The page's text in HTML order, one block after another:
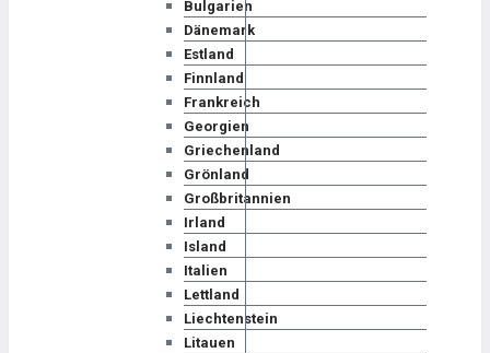
Bulgarien
Dänemark
Estland
Finnland
Frankreich
Georgien
Griechenland
Grönland
Großbritannien
Irland
Island
Italien
Lettland
Liechtenstein
Litauen